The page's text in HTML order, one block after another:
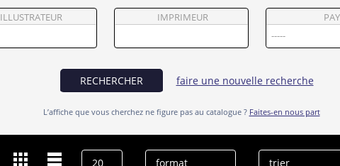
ILLUSTRATEUR IMPRIMEUR
RECHERCHER faire une nouvelle recherche
L’affiche que vous cherchez ne figure pas au catalogue ? Faites-en nous part
Georges Staquet